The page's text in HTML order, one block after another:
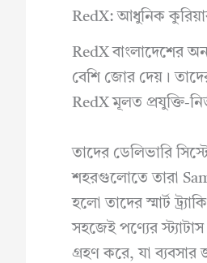
RedX: আধুনিক
RedX বাংলাদেশের
বেশি জোর দেয়।
RedX মূলত প্রযুক্তি-
তাদের ডেলিভারি
শহরগুলোতে তারা
হলো তাদের স্মার্ট
সহজেই পণ্যের
গ্রহণ করে, যা ব্যবসার